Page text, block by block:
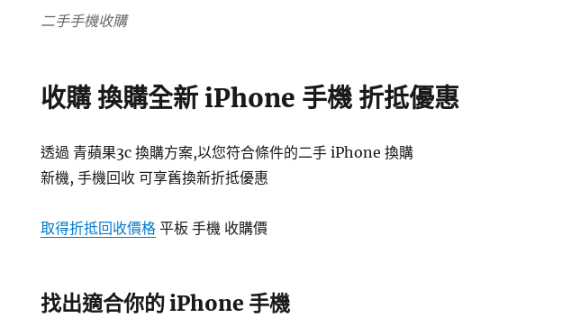
二手手機收購
收購 換購全新 iPhone 手機 折抵優惠
透過 青蘋果3c 換購方案,以您符合條件的二手 iPhone 換購
新機, 手機回收 可享舊換新折抵優惠
取得折抵回收價格平板 手機 收購價
找出適合你的 iPhone 手機